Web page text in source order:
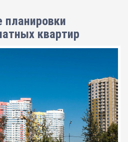
планировки
квартир